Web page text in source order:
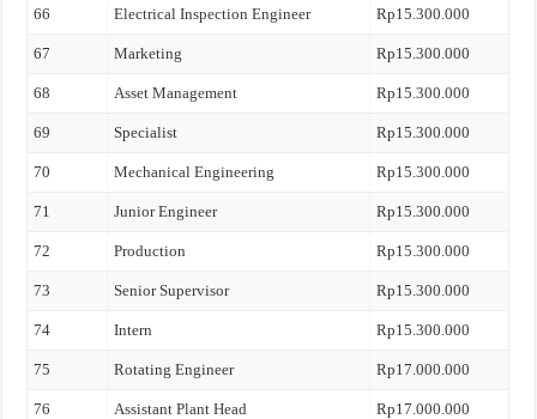
66 Electrical Inspection Engineer Rp15.300.000
67 Marketing Rp15.300.000
68 Asset Management Rp15.300.000
69 Specialist Rp15.300.000
70 Mechanical Engineering Rp15.300.000
71 Junior Engineer Rp15.300.000
72 Production Rp15.300.000
73 Senior Supervisor Rp15.300.000
74 Intern Rp15.300.000
75 Rotating Engineer Rp17.000.000
76 Assistant Plant Head Rp17.000.000